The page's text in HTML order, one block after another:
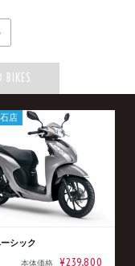
BIKES
ーシック
本体価格 ¥239,800
店